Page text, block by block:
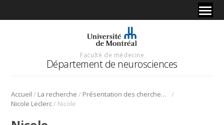
Faculté de médecine
Département de neurosciences
Accueil / La recherche / Présentation des chercheurs et de leur discipline
/
Nicole Leclerc/ Nicole